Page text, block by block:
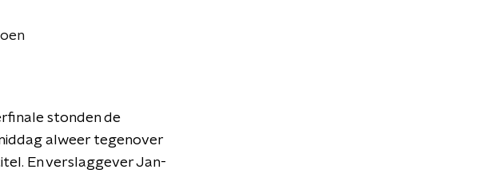
stonden de
alweer tegenover
En verslaggever Jan-